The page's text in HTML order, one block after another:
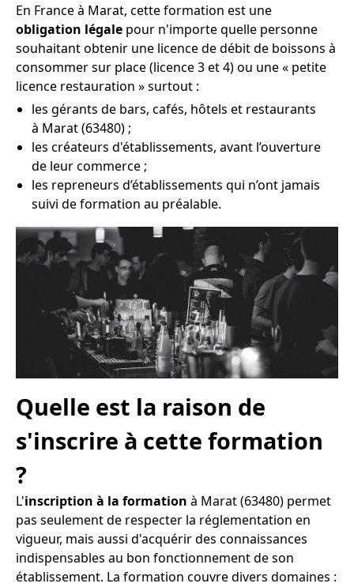
En France à Marat, cette formation est une
obligation légale pour n'importe quelle personne
souhaitant obtenir une licence de débit de boissons à
consommer sur place (licence 3 et 4) ou une « petite
licence restauration » surtout :
les gérants de bars, cafés, hôtels et restaurants
à Marat (63480) ;
les créateurs d'établissements, avant l’ouverture
de leur commerce ;
les repreneurs d’établissements qui n’ont jamais
suivi de formation au préalable.
Quelle est la raison de
s'inscrire à cette formation
?
L'inscription à la formation à Marat (63480) permet
pas seulement de respecter la réglementation en
vigueur, mais aussi d'acquérir des connaissances
indispensables au bon fonctionnement de son
établissement. La formation couvre divers domaines :